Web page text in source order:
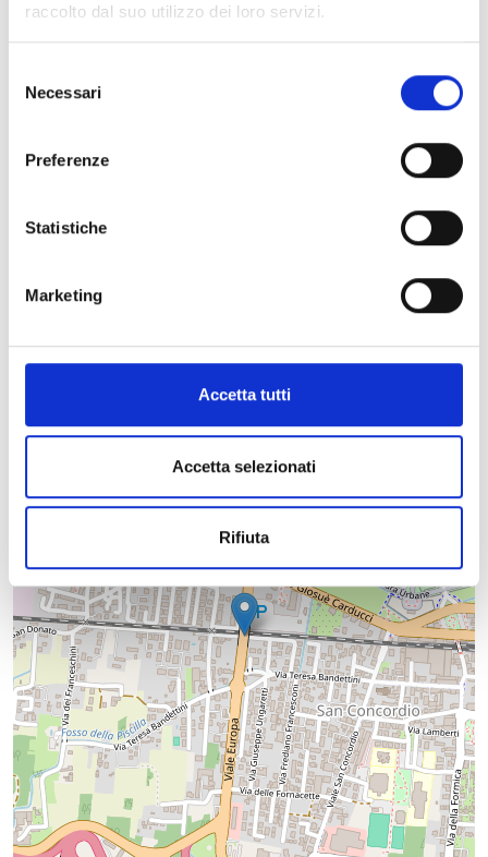
raccolto dal suo utilizzo dei loro servizi.
delNecessari
Preferenze
Statistiche
Marketing
Accetta tutti
Accetta selezionati
Rifiuta
Information:
District/Location:
Municipality:
+